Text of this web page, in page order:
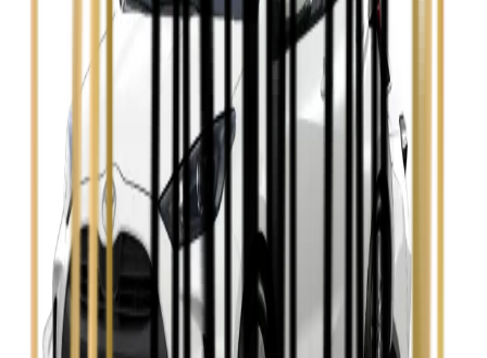
Opel Insignia
Seat Leon
Skoda Fabia
Zobacz
Skoda Kamiq